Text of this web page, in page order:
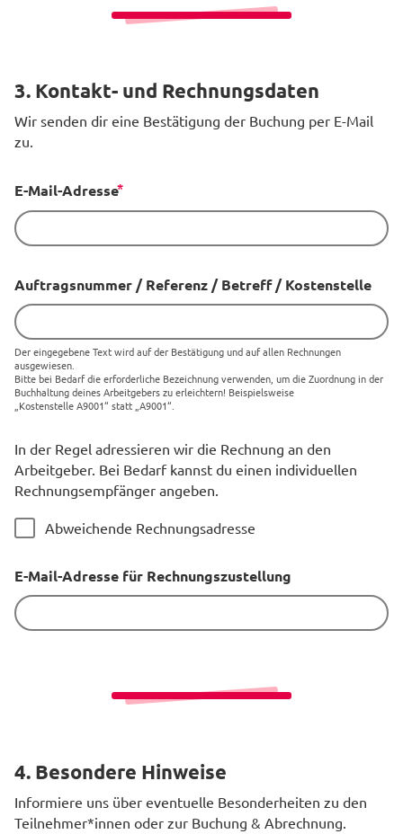
3. Kontakt- und Rechnungsdaten
Wir senden dir eine Bestätigung der Buchung per E-Mail
zu.
E-Mail-Adresse
Auftragsnummer / Referenz / Betreff / Kostenstelle
Der eingegebene Text wird auf der Bestätigung und auf allen Rechnungen
ausgewiesen.
Bitte bei Bedarf die erforderliche Bezeichnung verwenden, um die Zuordnung in der
Buchhaltung deines Arbeitgebers zu erleichtern! Beispielsweise
„Kostenstelle A9001“ statt „A9001“.
In der Regel adressieren wir die Rechnung an den
Arbeitgeber. Bei Bedarf kannst du einen individuellen
Rechnungsempfänger angeben.
Abweichende Rechnungsadresse
E-Mail-Adresse für Rechnungszustellung
4. Besondere Hinweise
Informiere uns über eventuelle Besonderheiten zu den
Teilnehmer*innen oder zur Buchung & Abrechnung.